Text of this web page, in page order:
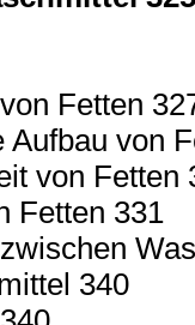
Fetten
von
von Fetten
Fetten 331
340